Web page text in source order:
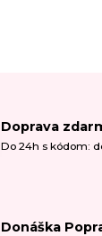
Doprava
Do 24h s kódom:
Donáška